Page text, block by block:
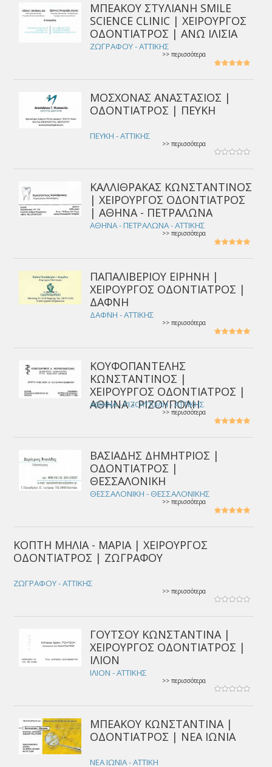
ΜΠΕΑΚΟΥ ΣΤΥΛΙΑΝΗ SMILE
SCIENCE CLINIC | ΧΕΙΡΟΥΡΓΟΣ
ΟΔΟΝΤΙΑΤΡΟΣ | ΑΝΩ ΙΛΙΣΙΑ
ΖΩΓΡΑΦΟΥ - ΑΤΤΙΚΗΣ
>> περισσότερα
ΜΟΣΧΟΝΑΣ ΑΝΑΣΤΑΣΙΟΣ |
ΟΔΟΝΤΙΑΤΡΟΣ | ΠΕΥΚΗ
ΠΕΥΚΗ - ΑΤΤΙΚΗΣ
>> περισσότερα
ΚΑΛΛΙΘΡΑΚΑΣ ΚΩΝΣΤΑΝΤΙΝΟΣ
| ΧΕΙΡΟΥΡΓΟΣ ΟΔΟΝΤΙΑΤΡΟΣ
| ΑΘΗΝΑ - ΠΕΤΡΑΛΩΝΑ
ΑΘΗΝΑ - ΠΕΤΡΑΛΩΝΑ - ΑΤΤΙΚΗΣ
>> περισσότερα
ΠΑΠΑΛΙΒΕΡΙΟΥ ΕΙΡΗΝΗ |
ΧΕΙΡΟΥΡΓΟΣ ΟΔΟΝΤΙΑΤΡΟΣ |
ΔΑΦΝΗ
ΔΑΦΝΗ - ΑΤΤΙΚΗΣ
>> περισσότερα
ΚΟΥΦΟΠΑΝΤΕΛΗΣ
ΚΩΝΣΤΑΝΤΙΝΟΣ |
ΧΕΙΡΟΥΡΓΟΣ ΟΔΟΝΤΙΑΤΡΟΣ |
ΑΘΗΝΑ - ΡΙΖΟΥΠΟΛΗ
ΑΘΗΝΑ - ΡΙΖΟΥΠΟΛΗ - ΑΤΤΙΚΗΣ
>> περισσότερα
ΒΑΣΙΑΔΗΣ ΔΗΜΗΤΡΙΟΣ |
ΟΔΟΝΤΙΑΤΡΟΣ |
ΘΕΣΣΑΛΟΝΙΚΗ
ΘΕΣΣΑΛΟΝΙΚΗ - ΘΕΣΣΑΛΟΝΙΚΗΣ
>> περισσότερα
ΚΟΠΤΗ ΜΗΛΙΑ - ΜΑΡΙΑ | ΧΕΙΡΟΥΡΓΟΣ
ΟΔΟΝΤΙΑΤΡΟΣ | ΖΩΓΡΑΦΟΥ
ΖΩΓΡΑΦΟΥ - ΑΤΤΙΚΗΣ
>> περισσότερα
ΓΟΥΤΣΟΥ ΚΩΝΣΤΑΝΤΙΝΑ |
ΧΕΙΡΟΥΡΓΟΣ ΟΔΟΝΤΙΑΤΡΟΣ |
ΙΛΙΟΝ
ΙΛΙΟΝ - ΑΤΤΙΚΗΣ
>> περισσότερα
ΜΠΕΑΚΟΥ ΚΩΝΣΤΑΝΤΙΝΑ |
ΟΔΟΝΤΙΑΤΡΟΣ | ΝΕΑ ΙΩΝΙΑ
ΝΕΑ ΙΩΝΙΑ - ΑΤΤΙΚΗ